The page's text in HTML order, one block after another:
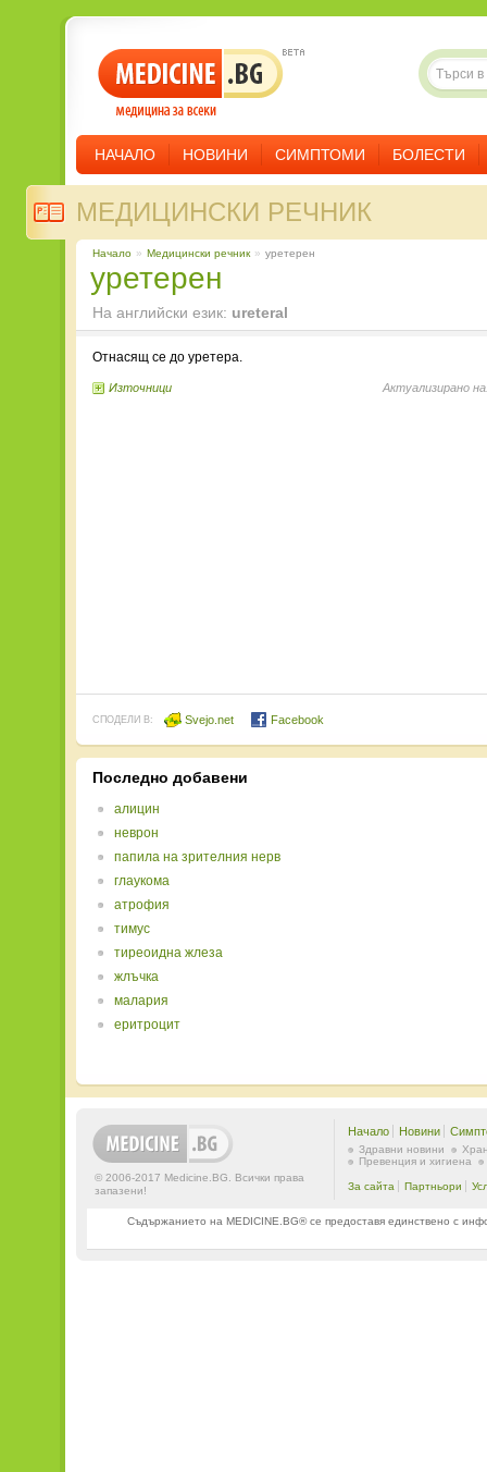
НАЧАЛО НОВИНИ СИМПТОМИ БОЛЕСТИ
МЕДИЦИНСКИ РЕЧНИК
Начало » Медицински речник » уретерен
уретерен
На английски език: ureteral
Отнасящ се до уретера.
Източници Актуализирано
СПОДЕЛИ В: Svejo.net Facebook
Последно добавени
алицин
неврон
папила на зрителния нерв
глаукома
атрофия
тимус
тиреоидна жлеза
жлъчка
малария
еритроцит
© 2006-2017 Medicine.BG. Всички права
запазени!
Начало Новини
Здравни новини
Превенция и хигиена
За сайта Партньори
Съдържанието на MEDICINE.BG® се предоставя единствено с